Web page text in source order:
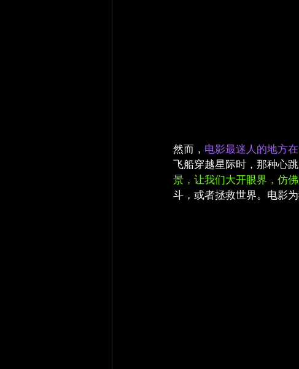
然而， 电影最迷人的地方
飞船穿越星际时，那种心跳
景，让我们大开眼界，仿
斗，或者拯救世界。电影